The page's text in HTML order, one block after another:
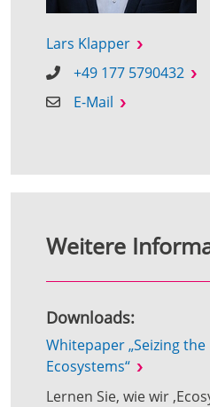
Lars Klapper
+49 177 5790432
E-Mail
Weitere
Downloads:
Whitepaper „Seizing
Ecosystems“
Lernen Sie, wie wir